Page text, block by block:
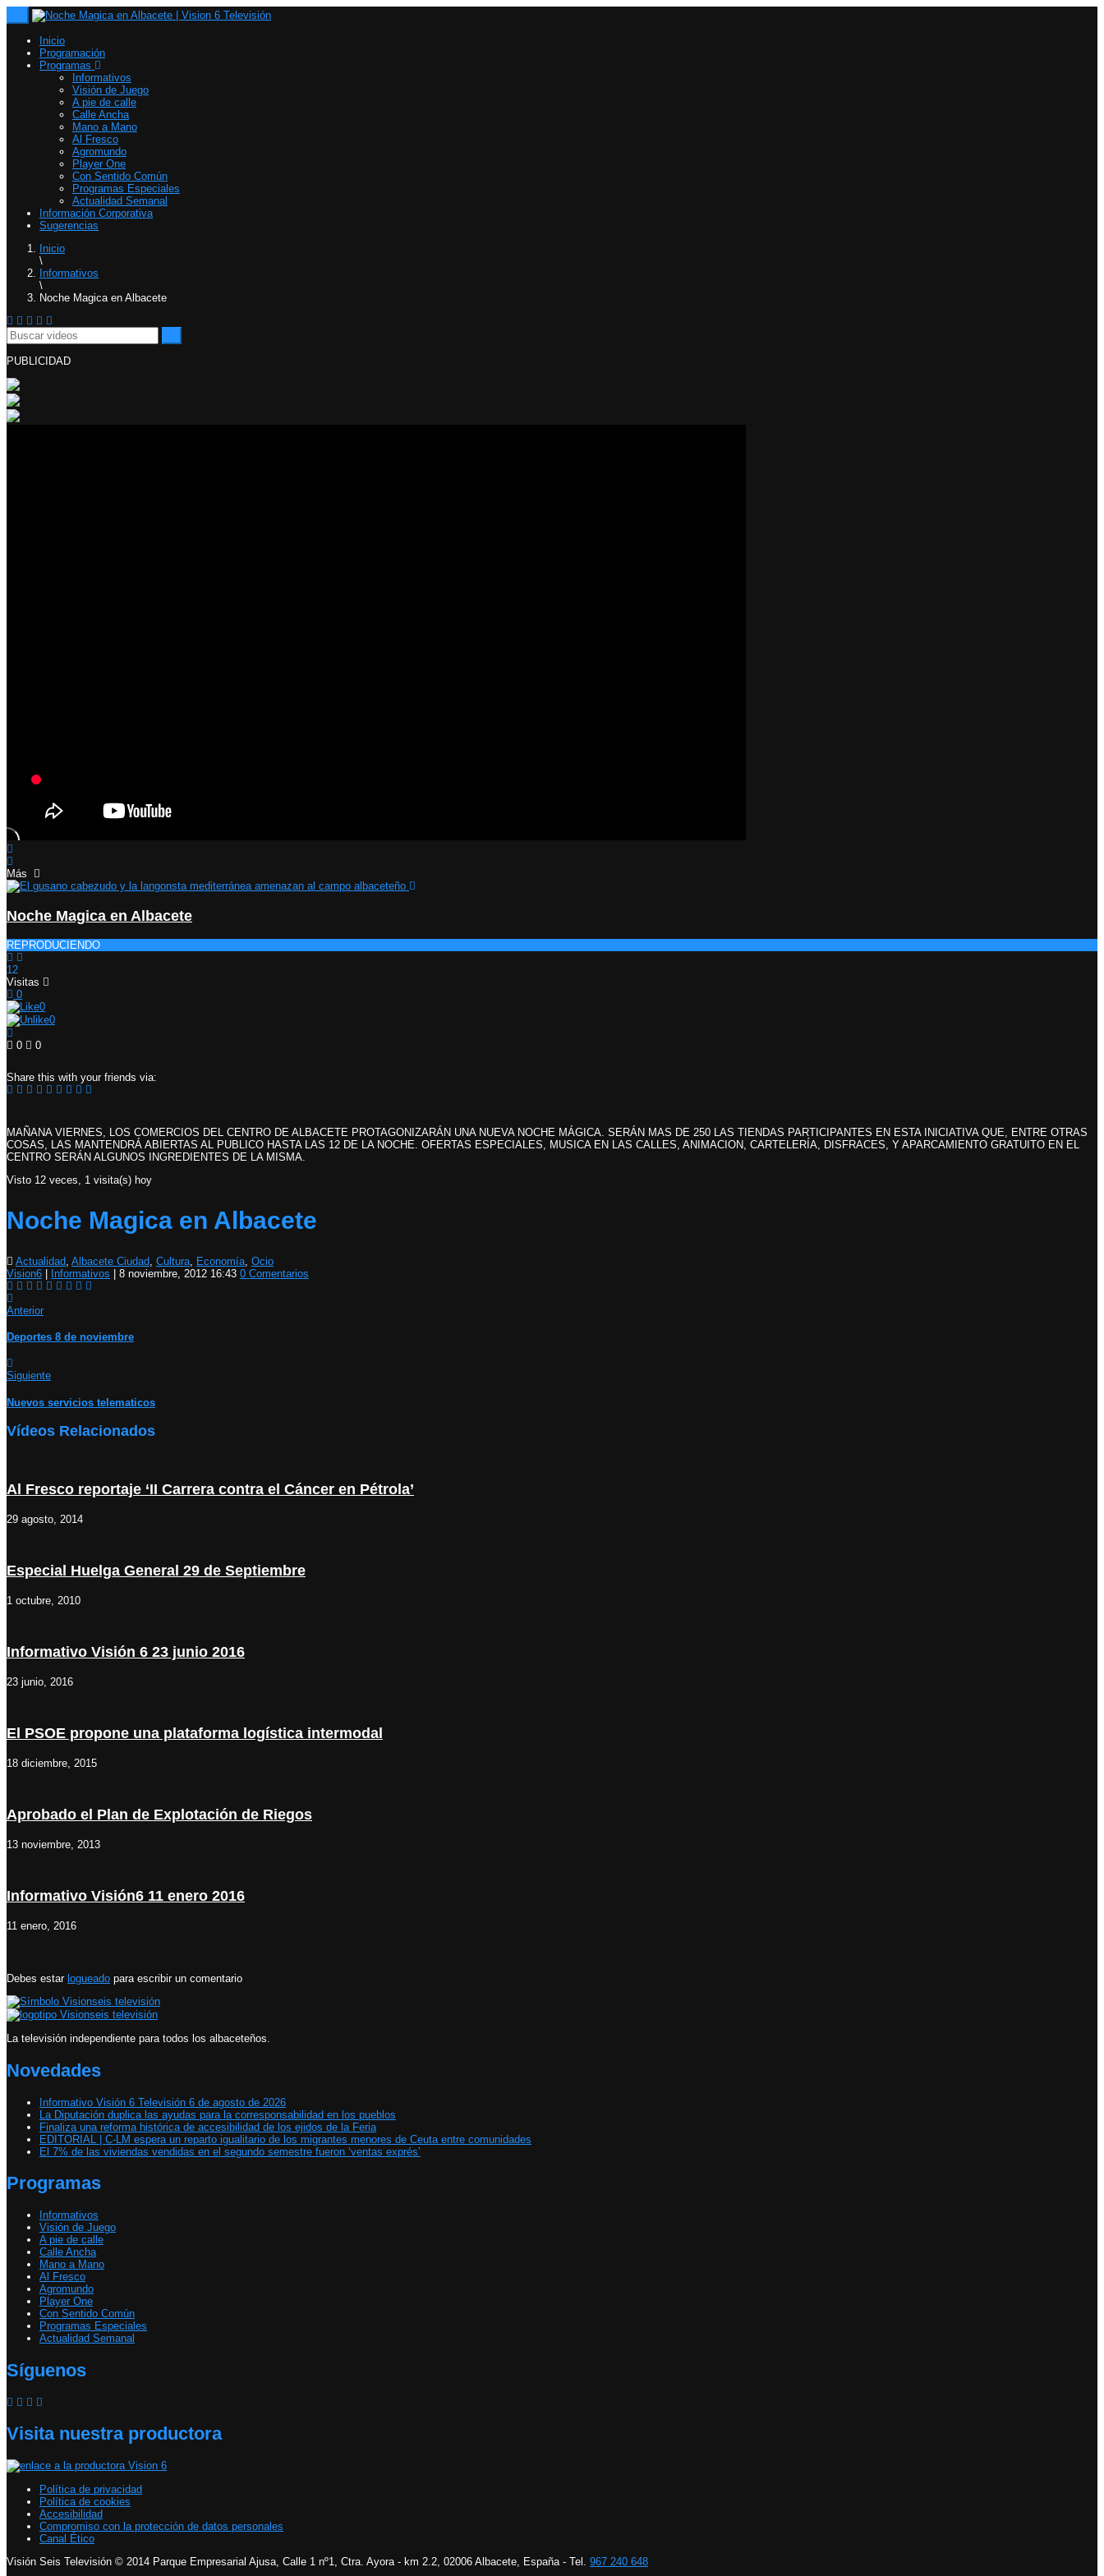
Toggle
navigation
Inicio
Programación
Programas
Informativos
Visión de Juego
A pie de calle
Calle Ancha
Mano a Mano
Al Fresco
Agromundo
Player One
Con Sentido Común
Programas Especiales
Actualidad Semanal
Información Corporativa
Sugerencias
Inicio
\
Informativos
\
Noche Magica en Albacete
PUBLICIDAD
Más
Noche Magica en Albacete
REPRODUCIENDO
12
Visitas
0
0
0
0 0
Share this with your friends via:
MAÑANA VIERNES, LOS COMERCIOS DEL CENTRO DE ALBACETE PROTAGONIZARÁN UNA NUEVA NOCHE MÁGICA. SERÁN MAS DE 250 LAS TIENDAS PARTICIPANTES EN ESTA INICIATIVA QUE, ENTRE OTRAS
COSAS, LAS MANTENDRÁ ABIERTAS AL PUBLICO HASTA LAS 12 DE LA NOCHE. OFERTAS ESPECIALES, MUSICA EN LAS CALLES, ANIMACION, CARTELERÍA, DISFRACES, Y APARCAMIENTO GRATUITO EN EL
CENTRO SERÁN ALGUNOS INGREDIENTES DE LA MISMA.
Visto 12 veces, 1 visita(s) hoy
Noche Magica en Albacete
Actualidad Albacete Ciudad Cultura Economía Ocio
Vision6
Informativos 8 noviembre, 2012 16:43 0 Comentarios
Anterior
Deportes 8 de noviembre
Siguiente
Nuevos servicios telematicos
Vídeos Relacionados
Al Fresco reportaje ‘II Carrera contra el Cáncer en Pétrola’
29 agosto, 2014
Especial Huelga General 29 de Septiembre
1 octubre, 2010
Informativo Visión 6 23 junio 2016
23 junio, 2016
El PSOE propone una plataforma logística intermodal
18 diciembre, 2015
Aprobado el Plan de Explotación de Riegos
13 noviembre, 2013
Informativo Visión6 11 enero 2016
11 enero, 2016
Debes estar logueado para escribir un comentario
La televisión independiente para todos los albaceteños.
Novedades
Informativo Visión 6 Televisión 6 de agosto de 2026
La Diputación duplica las ayudas para la corresponsabilidad en los pueblos
Finaliza una reforma histórica de accesibilidad de los ejidos de la Feria
EDITORIAL | C-LM espera un reparto igualitario de los migrantes menores de Ceuta entre comunidades
El 7% de las viviendas vendidas en el segundo semestre fueron ‘ventas exprés’
Programas
Informativos
Visión de Juego
A pie de calle
Calle Ancha
Mano a Mano
Al Fresco
Agromundo
Player One
Con Sentido Común
Programas Especiales
Actualidad Semanal
Síguenos
Visita nuestra productora
Política de privacidad
Política de cookies
Accesibilidad
Compromiso con la protección de datos personales
Canal Ético
Visión Seis Televisión © 2014 Parque Empresarial Ajusa, Calle 1 nº1, Ctra. Ayora - km 2.2, 02006 Albacete, España - Tel. 967 240 648